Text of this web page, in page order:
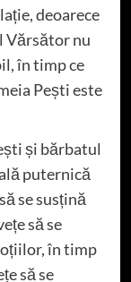
deoarece
Vărsător nu
în timp ce
Pești este
și bărbatul
puternică
se susțină
să se
în timp
să se